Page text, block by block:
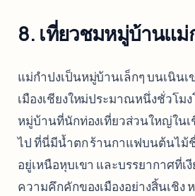
8. เที่ยวชมหมู่บ้านแม่
แม่กำปงเป็นหมู่บ้านเล็กๆ บนเนินเ
เมืองเชียงใหม่ประมาณหนึ่งชั่วโม
หมู่บ้านที่นักท่องเที่ยวส่วนใหญ่ใน
ไป ที่นี่มีน้ำตก ร้านกาแฟบนต้นไม้
อยู่เหนือหุบเขา และบรรยากาศที่เ
ความคึกคักของเมืองอย่างสิ้นเชิง